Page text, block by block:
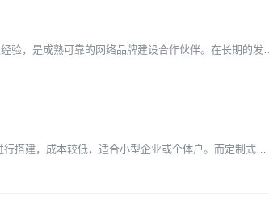
验，是成熟可靠的网络品牌建设合作伙伴。在长期的发展
搭建，成本较低，适合小型企业或个体户。而定制式网